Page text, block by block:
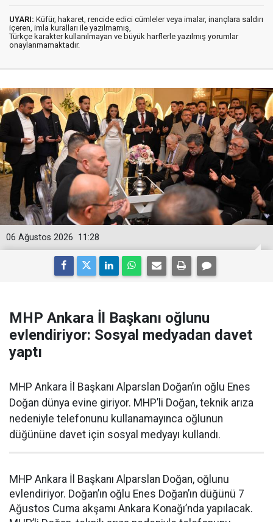
UYARI: Küfür, hakaret, rencide edici cümleler veya imalar, inançlara saldırı
içeren, imla kuralları ile yazılmamış,
Türkçe karakter kullanılmayan ve büyük harflerle yazılmış yorumlar
onaylanmamaktadır.
11:28
06 Ağustos 2026
MHP Ankara İl Başkanı oğlunu
evlendiriyor: Sosyal medyadan davet
yaptı
MHP Ankara İl Başkanı Alparslan Doğan’ın oğlu Enes
Doğan dünya evine giriyor. MHP’li Doğan, teknik arıza
nedeniyle telefonunu kullanamayınca oğlunun
düğününe davet için sosyal medyayı kullandı.
MHP Ankara İl Başkanı Alparslan Doğan, oğlunu
evlendiriyor. Doğan’ın oğlu Enes Doğan’ın düğünü 7
Ağustos Cuma akşamı Ankara Konağı’nda yapılacak.